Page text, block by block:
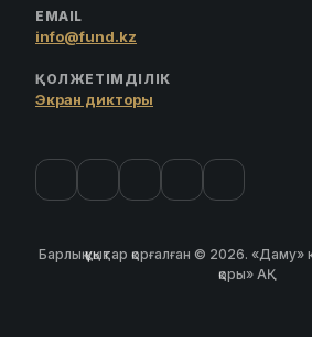
EMAIL
info@fund.kz
ҚОЛЖЕТІМДІЛІК
Экран дикторы
Барлық құқықтар қорғалған © 2026.
қоры» АҚ